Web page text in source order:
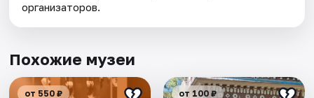
организаторов.
Похожие музеи
от 550 ₽ от 100 ₽